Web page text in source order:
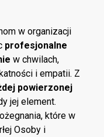
w organizacji
profesjonalne
w chwilach,
i empatii. Z
powierzonej
jej element.
które w
Osoby i